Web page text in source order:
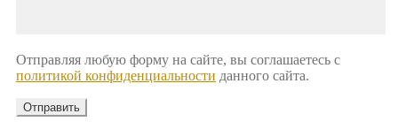
Отправляя любую форму на сайте, вы соглашаетесь с
политикой конфиденциальности данного сайта.